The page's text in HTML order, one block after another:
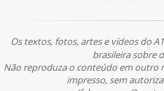
Os textos, fotos, artes e vídeos do
brasileira sobre
Não reproduza o conteúdo em outro
impresso, sem